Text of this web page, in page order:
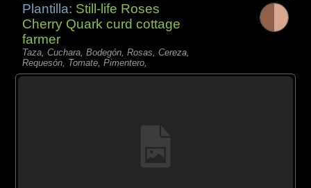
Plantilla: Still-life Roses
Cherry Quark curd cottage
farmer
Taza, Cuchara, Bodegón, Rosas, Cereza,
Requesón, Tomate, Pimentero,